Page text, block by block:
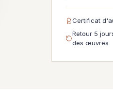
Certificat
Retour 5
des œuvres